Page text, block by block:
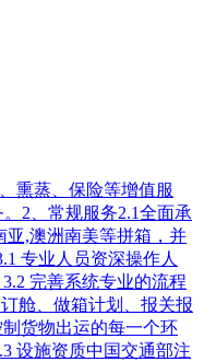
熏蒸、保险等增值服
2、常规服务2.1全面承
亚,澳洲南美等拼箱，并
专业人员资深操作人
完善系统专业的流程
舱、做箱计划、报关报
货物出运的每一个环
设施资质中国交通部注